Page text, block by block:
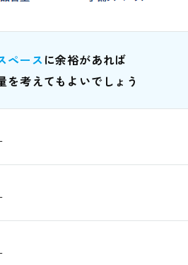
ペースに余裕があれば
を考えてもよいでしょう